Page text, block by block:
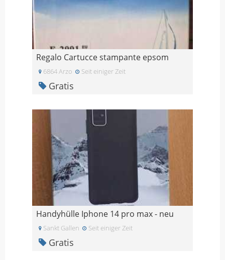
Regalo Cartucce stampante epsom
6864 Arzo Seit einiger Zeit
Gratis
Handyhülle Iphone 14 pro max - neu
Sankt Gallen Seit einiger Zeit
Gratis